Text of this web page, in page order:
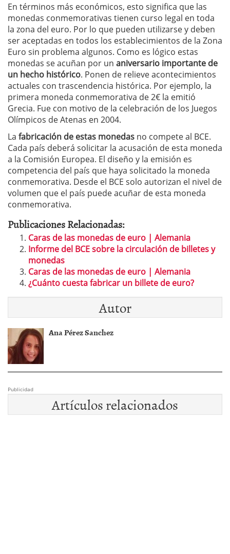
En términos más económicos, esto significa que las
monedas conmemorativas tienen curso legal en toda
la zona del euro. Por lo que pueden utilizarse y deben
ser aceptadas en todos los establecimientos de la Zona
Euro sin problema algunos. Como es lógico estas
monedas se acuñan por un aniversario importante de
un hecho histórico. Ponen de relieve acontecimientos
actuales con trascendencia histórica. Por ejemplo, la
primera moneda conmemorativa de 2€ la emitió
Grecia. Fue con motivo de la celebración de los Juegos
Olímpicos de Atenas en 2004.
La fabricación de estas monedas no compete al BCE.
Cada país deberá solicitar la acusación de esta moneda
a la Comisión Europea. El diseño y la emisión es
competencia del país que haya solicitado la moneda
conmemorativa. Desde el BCE solo autorizan el nivel de
volumen que el país puede acuñar de esta moneda
conmemorativa.
Publicaciones Relacionadas:
Caras de las monedas de euro | Alemania
Informe del BCE sobre la circulación de billetes y
monedas
Caras de las monedas de euro | Alemania
¿Cuánto cuesta fabricar un billete de euro?
Autor
Ana Pérez Sanchez
Publicidad
Artículos relacionados